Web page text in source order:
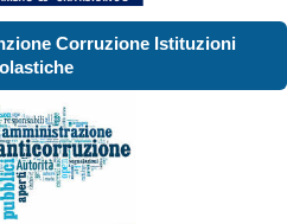
Corruzione Istituzioni